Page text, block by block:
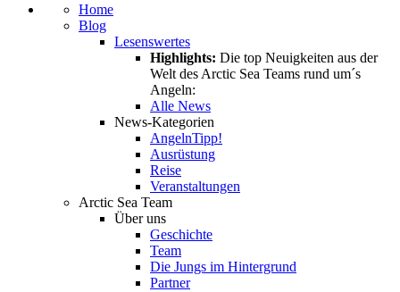
Home
Blog
Lesenswertes
Highlights: Die top Neuigkeiten aus der
Welt des Arctic Sea Teams rund um´s
Angeln:
Alle News
News-Kategorien
AngelnTipp!
Ausrüstung
Reise
Veranstaltungen
Arctic Sea Team
Über uns
Geschichte
Team
Die Jungs im Hintergrund
Partner